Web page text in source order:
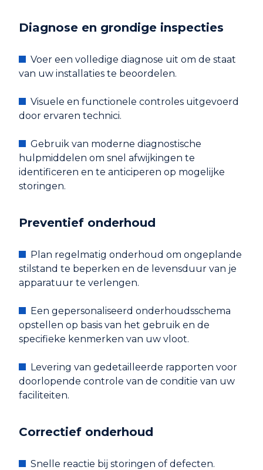
Diagnose en grondige inspecties
Voer een volledige diagnose uit om de staat
van uw installaties te beoordelen.
Visuele en functionele controles uitgevoerd
door ervaren technici.
Gebruik van moderne diagnostische
hulpmiddelen om snel afwijkingen te
identificeren en te anticiperen op mogelijke
storingen.
Preventief onderhoud
Plan regelmatig onderhoud om ongeplande
stilstand te beperken en de levensduur van je
apparatuur te verlengen.
Een gepersonaliseerd onderhoudsschema
opstellen op basis van het gebruik en de
specifieke kenmerken van uw vloot.
Levering van gedetailleerde rapporten voor
doorlopende controle van de conditie van uw
faciliteiten.
Correctief onderhoud
Snelle reactie bij storingen of defecten.